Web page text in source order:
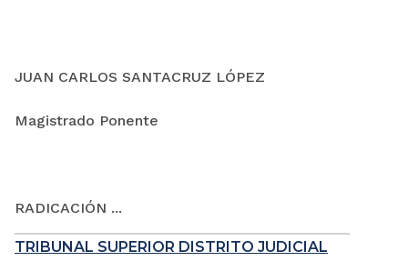
JUAN CARLOS SANTACRUZ LÓPEZ
Magistrado Ponente
RADICACIÓN ...
TRIBUNAL SUPERIOR DISTRITO JUDICIAL